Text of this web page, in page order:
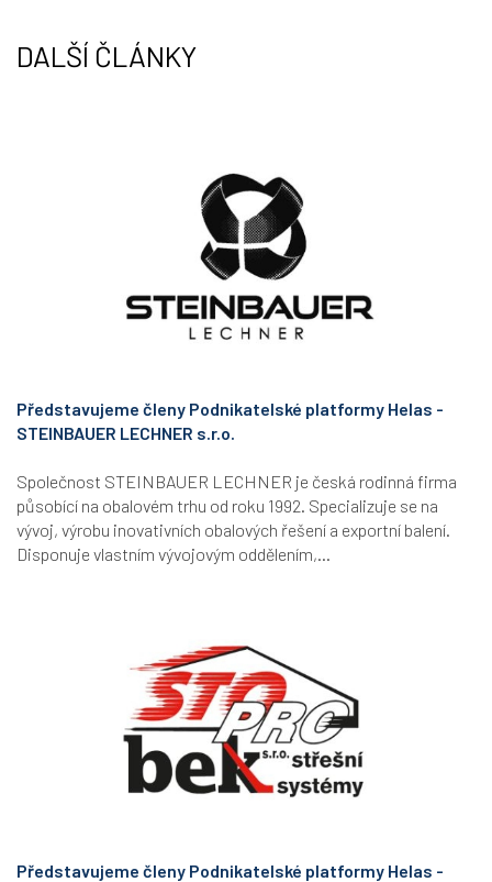
DALŠÍ ČLÁNKY
Představujeme členy Podnikatelské platformy Helas -
STEINBAUER LECHNER s.r.o.
Společnost STEINBAUER LECHNER je česká rodinná firma
působící na obalovém trhu od roku 1992. Specializuje se na
vývoj, výrobu inovativních obalových řešení a exportní balení.
Disponuje vlastním vývojovým oddělením,...
Představujeme členy Podnikatelské platformy Helas -